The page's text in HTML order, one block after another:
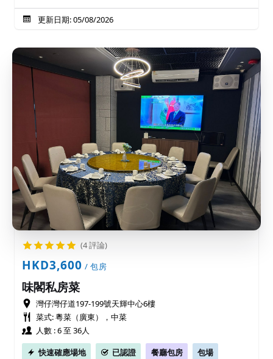
更新日期: 05/08/2026
(4 評論)
HKD3,600 / 包房
味閣私房菜
灣仔灣仔道197-199號天輝中心6樓
菜式: 粵菜（廣東），中菜
人數 : 6 至 36人
快速確應場地
已認證 餐廳包房 包場